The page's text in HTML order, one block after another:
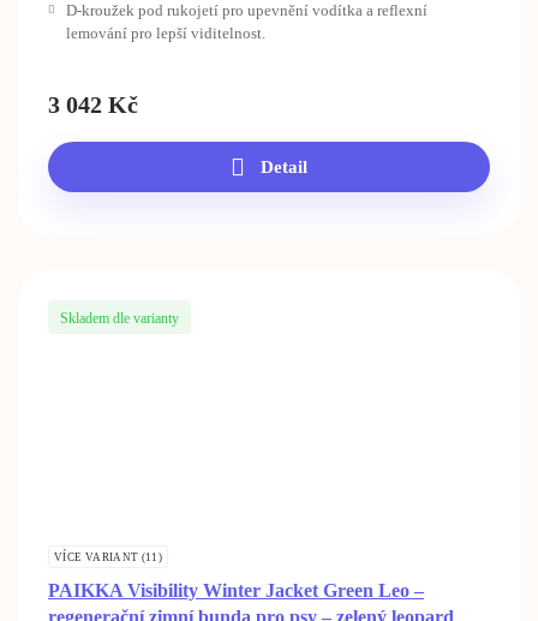
D-kroužek pod rukojetí pro upevnění vodítka a reflexní
lemování pro lepší viditelnost.
3 042 Kč
Detail
VÍCE VARIANT (11)
PAIKKA Visibility Winter Jacket Green Leo –
regenerační zimní bunda pro psy – zelený leopard
Skladem dle varianty